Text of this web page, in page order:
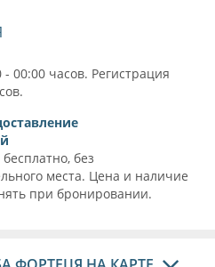
- 00:00 часов. Регистрация
без
места. Цена и наличие
при бронировании.